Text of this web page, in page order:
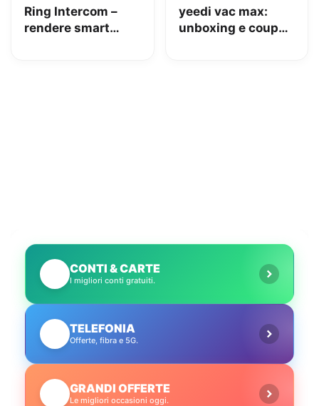
Ring Intercom –
rendere smart
yeedi vac max:
unboxing e coupon
CONTI & CARTE
I migliori conti gratuiti.
TELEFONIA
Offerte, fibra e 5G.
GRANDI OFFERTE
Le migliori occasioni oggi.